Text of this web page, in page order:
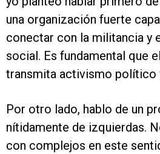
una organización fuerte
conectar con la militancia y
social. Es fundamental que
transmita activismo político
Por otro lado, hablo de un
nítidamente de izquierdas.
con complejos en este